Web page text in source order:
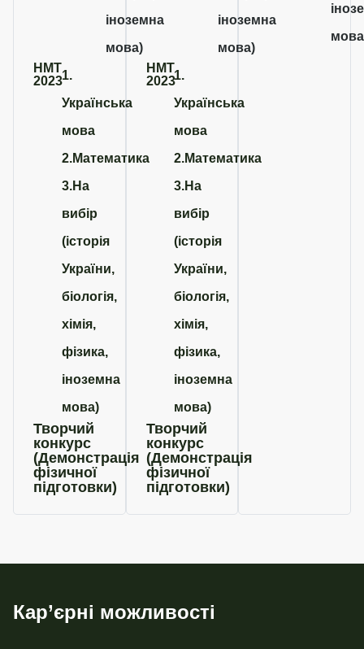
іноземна
мова)
НМТ
20231.
Українська
мова
2.Математика
3.На
вибір
(історія
України,
біологія,
хімія,
фізика,
іноземна
мова)
Творчий
конкурс
(Демонстрація
фізичної
підготовки)
іноземна
мова)
НМТ
20231.
Українська
мова
2.Математика
3.На
вибір
(історія
України,
біологія,
хімія,
фізика,
іноземна
мова)
Творчий
конкурс
(Демонстрація
фізичної
підготовки)
Кар’єрні можливості